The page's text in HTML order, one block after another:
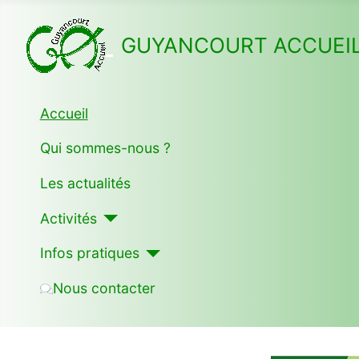
GUYANCOURT
Accueil
Qui sommes-nous ?
Les actualités
Activités
Infos pratiques
Nous contacter